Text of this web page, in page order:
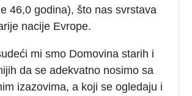
46,0 godina), što nas svrstava
nacije Evrope.
mi smo Domovina starih i
da se adekvatno nosimo sa
izazovima, a koji se ogledaju i